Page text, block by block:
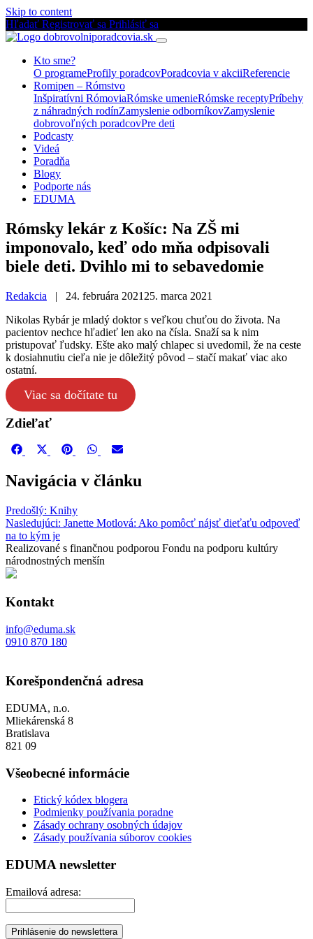
Skip to content
Hľadať Registrovať sa Prihlásiť sa
Kto sme?
O programeProfily poradcovPoradcovia v akciiReferencie
Romipen – Rómstvo
Inšpiratívni RómoviaRómske umenieRómske receptyPríbehy
z náhradných rodínZamyslenie odborníkovZamyslenie
dobrovoľných poradcovPre deti
Podcasty
Videá
Poradňa
Blogy
Podporte nás
EDUMA
Rómsky lekár z Košíc: Na ZŠ mi
imponovalo, keď odo mňa odpisovali
biele deti. Dvihlo mi to sebavedomie
Redakcia | 24. februára 2021 25. marca 2021
Nikolas Rybár je mladý doktor s veľkou chuťou do života. Na
pacientov nechce hľadieť len ako na čísla. Snaží sa k nim
pristupovať ľudsky. Ešte ako malý chlapec si uvedomil, že na ceste
k dosiahnutiu cieľa nie je dôležitý pôvod – stačí makať viac ako
ostatní.
Viac sa dočítate tu
Zdieľať
Share
Facebook
Share
X
(Twitter)
Share
Pinterest
Share
WhatsApp
Email
Navigácia v článku
Predošlý: Knihy
Nasledujúci: Janette Motlová: Ako pomôcť nájsť dieťaťu odpoveď
na to kým je
Realizované s finančnou podporou Fondu na podporu kultúry
národnostných menšín
Kontakt
info@eduma.sk
0910 870 180
Korešpondenčná adresa
EDUMA, n.o.
Mliekárenská 8
Bratislava
821 09
Všeobecné informácie
Etický kódex blogera
Podmienky používania poradne
Zásady ochrany osobných údajov
Zásady používania súborov cookies
EDUMA newsletter
Emailová adresa: